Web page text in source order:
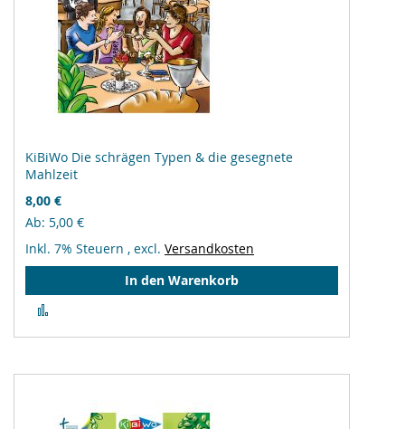
KiBiWo Die schrägen Typen & die gesegnete
Mahlzeit
8,00 €
Ab 5,00 €
Inkl. 7% Steuern , excl. Versandkosten
In den Warenkorb
hinzufügen